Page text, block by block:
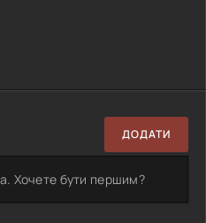
ДОДАТИ
Хочете бути першим?